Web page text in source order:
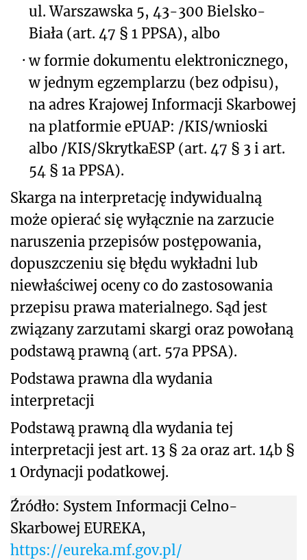
ul. Warszawska 5, 43-300 Bielsko-
Biała (art. 47 § 1 PPSA), albo
· w formie dokumentu elektronicznego,
w jednym egzemplarzu (bez odpisu),
na adres Krajowej Informacji Skarbowej
na platformie ePUAP: /KIS/wnioski
albo /KIS/SkrytkaESP (art. 47 § 3 i art.
54 § 1a PPSA).
Skarga na interpretację indywidualną
może opierać się wyłącznie na zarzucie
naruszenia przepisów postępowania,
dopuszczeniu się błędu wykładni lub
niewłaściwej oceny co do zastosowania
przepisu prawa materialnego. Sąd jest
związany zarzutami skargi oraz powołaną
podstawą prawną (art. 57a PPSA).
Podstawa prawna dla wydania
interpretacji
Podstawą prawną dla wydania tej
interpretacji jest art. 13 § 2a oraz art. 14b §
1 Ordynacji podatkowej.
Źródło: System Informacji Celno-
Skarbowej EUREKA,
https://eureka.mf.gov.pl/